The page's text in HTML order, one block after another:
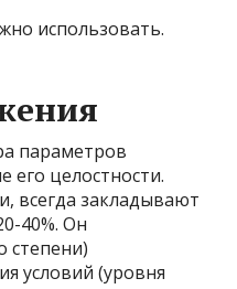
использовать.
параметров
его целостности.
всегда закладывают
40%. Он
степени)
условий (уровня